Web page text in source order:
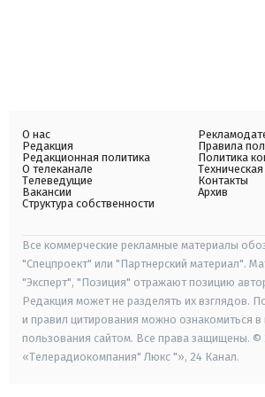
О нас
Редакция
Редакционная политика
О телеканале
Телеведущие
Вакансии
Структура собственности
Правила
Политика
Контакты
Архив
Все коммерческие рекламные материалы
"Спецпроект" или "Партнерский материал".
"Эксперт", "Позиция" отражают позицию
Редакция может не разделять их взглядов.
и правил цитирования можно ознакомиться в
пользования сайтом. Все права защищены.
«Телерадиокомпания" Люкс "», 24 Канал.